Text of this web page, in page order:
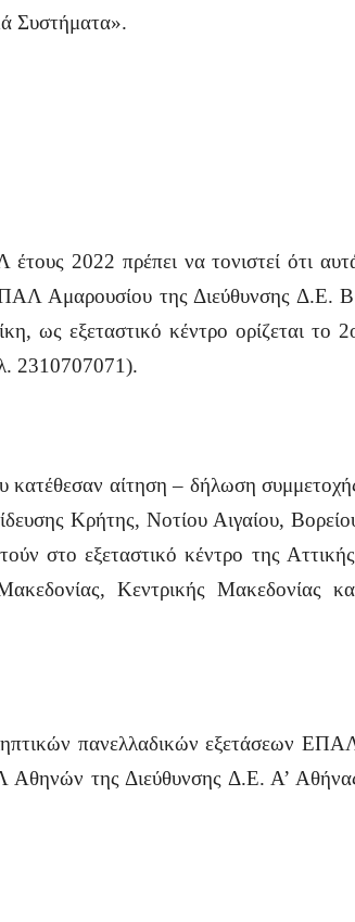
Συστήματα».
2022 πρέπει να τονιστεί ότι
Αμαρουσίου της Διεύθυνσης Δ.Ε.
εξεταστικό κέντρο ορίζεται το
2310707071).
κατέθεσαν αίτηση – δήλωση
Κρήτης, Νοτίου Αιγαίου,
στο εξεταστικό κέντρο της
Κεντρικής Μακεδονίας
πανελλαδικών εξετάσεων
Αθηνών της Διεύθυνσης Δ.Ε. Α’